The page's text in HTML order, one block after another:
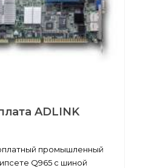
ADLINK
промышленный
Q965 с шиной